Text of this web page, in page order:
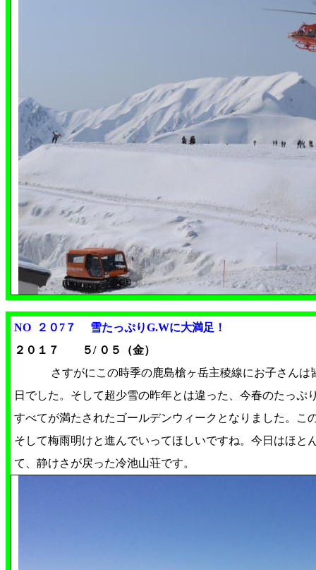
NO ２０7７ 雪たっぷりG.Wに大満足！
２０１７ ５/ ０５（金）
さすがにこの時季の鹿島槍ヶ岳主稜線にお子さんは
日でした。そして超少雪の昨年とは違った、今春のたっぷ
すべてが満たされたゴールデンウィークとなりました。こ
そして梅雨明けと進んでいってほしいですね。今日はほと
て、静けさが戻った冷池山荘です。